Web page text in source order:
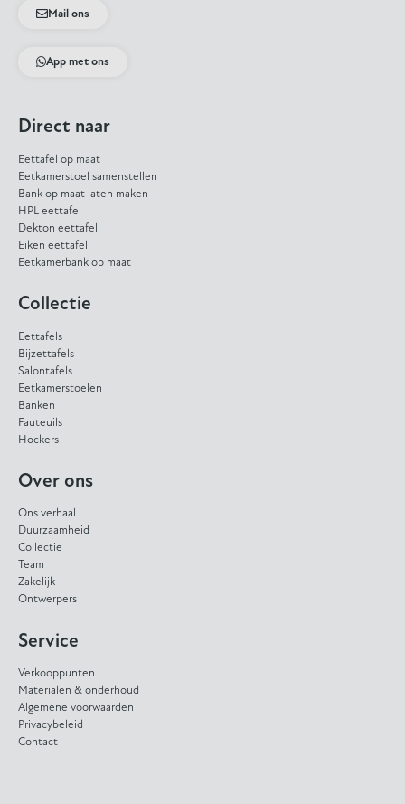
Mail ons
App met ons
Direct naar
Eettafel op maat
Eetkamerstoel samenstellen
Bank op maat laten maken
HPL eettafel
Dekton eettafel
Eiken eettafel
Eetkamerbank op maat
Collectie
Eettafels
Bijzettafels
Salontafels
Eetkamerstoelen
Banken
Fauteuils
Hockers
Over ons
Ons verhaal
Duurzaamheid
Collectie
Team
Zakelijk
Ontwerpers
Service
Verkooppunten
Materialen & onderhoud
Algemene voorwaarden
Privacybeleid
Contact